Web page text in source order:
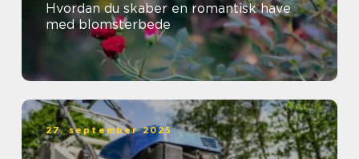
Hvordan du skaber en romantisk have
med blomsterbede
27. september 2025